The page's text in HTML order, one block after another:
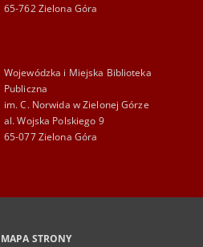
65-762 Zielona Góra
Wojewódzka i Miejska Biblioteka
Publiczna
im. C. Norwida w Zielonej Górze
al. Wojska Polskiego 9
65-077 Zielona Góra
MAPA STRONY